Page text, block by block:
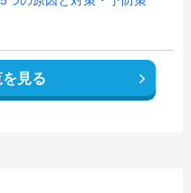
見る